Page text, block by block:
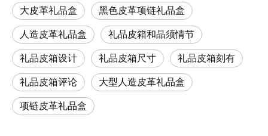
大皮革礼品盒 黑色皮革项链礼品盒
人造皮革礼品盒 礼品皮箱和晶须情节
礼品皮箱设计 礼品皮箱尺寸 礼品皮箱刻有
礼品皮箱评论 大型人造皮革礼品盒
项链皮革礼品盒